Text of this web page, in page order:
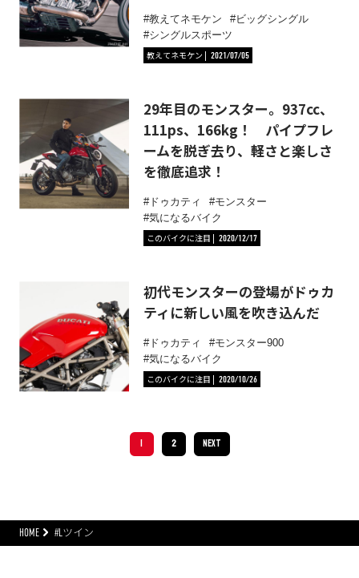
教えてネモケン
ビッグシングル
シングルスポーツ
教えてネモケン
2021/07/05
29年目のモンスター。937cc、
111ps、166kg！ パイプフレ
ームを脱ぎ去り、軽さと楽しさ
を徹底追求！
ドゥカティ
モンスター
気になるバイク
このバイクに注目
2020/12/17
初代モンスターの登場がドゥカ
ティに新しい風を吹き込んだ
ドゥカティ
モンスター900
気になるバイク
このバイクに注目
2020/10/26
1 2 NEXT
HOME #Lツイン